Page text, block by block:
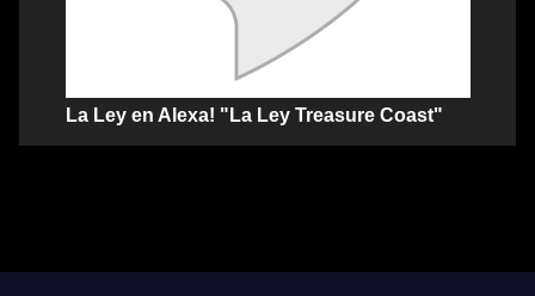
La Ley en Alexa! "La Ley Treasure Coast"